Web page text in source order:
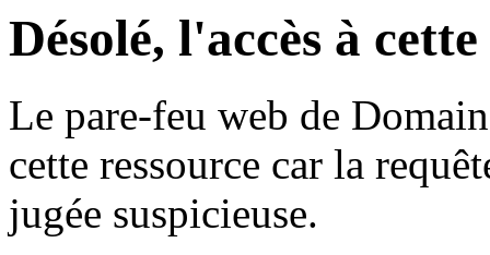
Désolé, l'accès à
Le pare-feu web de
cette ressource car la
jugée suspicieuse.